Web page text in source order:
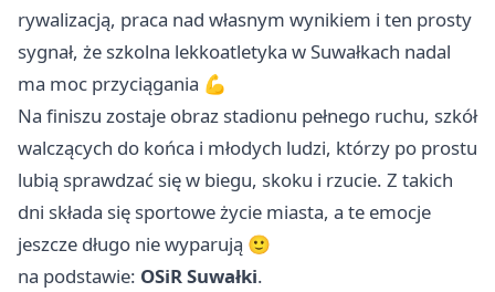
rywalizacją, praca nad własnym wynikiem i ten prosty
sygnał, że szkolna lekkoatletyka w Suwałkach nadal
ma moc przyciągania 💪
Na finiszu zostaje obraz stadionu pełnego ruchu, szkół
walczących do końca i młodych ludzi, którzy po prostu
lubią sprawdzać się w biegu, skoku i rzucie. Z takich
dni składa się sportowe życie miasta, a te emocje
jeszcze długo nie wyparują 🙂
na podstawie: OSiR Suwałki.